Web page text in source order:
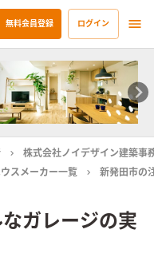
無料会員登録 ログイン
株式会社ノイデザイン建築事
スメーカー一覧 新発田市の
ガレージの実